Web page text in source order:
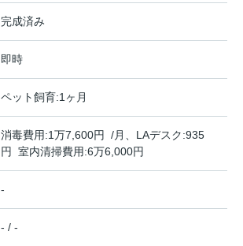
完成済み
即時
ペット飼育:1ヶ月
消毒費用:1万7,600円 /月、LAデスク:935
円 室内清掃費用:6万6,000円
-
- / -